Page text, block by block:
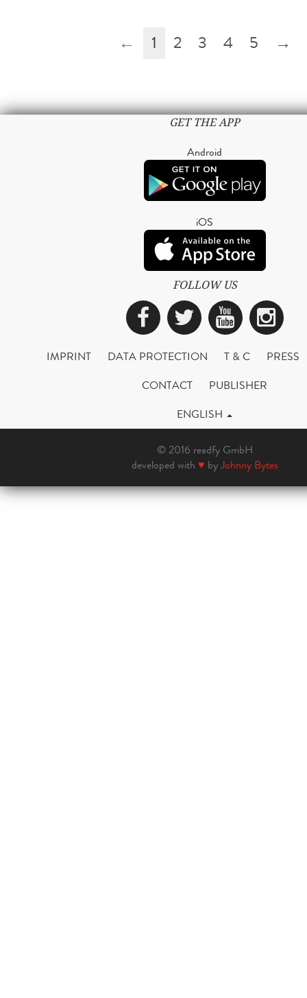
← 1 2 3 4 5 →
GET THE APP
Android
iOS
FOLLOW US
Facebook
Twitter
IMPRINT DATA PROTECTION T & C
PRESS
CONTACT
PUBLISHER
ENGLISH
© 2016 readfy GmbH
developed with ♥ byJohnny Bytes